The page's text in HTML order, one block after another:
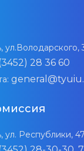
ул.Володарского,
28 36 60
ул. Республики, 47